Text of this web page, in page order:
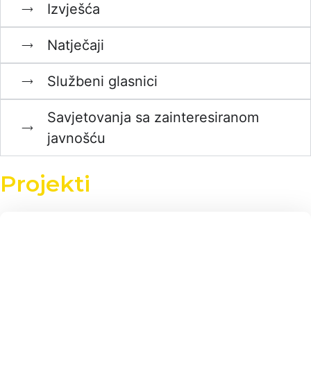
Izvješća
Natječaji
Službeni glasnici
Savjetovanja sa zainteresiranom
javnošću
Projekti